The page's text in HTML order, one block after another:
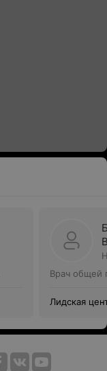
Врач общей
Лидская